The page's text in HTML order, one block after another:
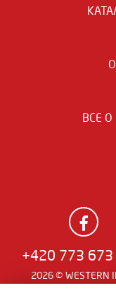
ВСЕ
+420 773
2026 © WESTERN